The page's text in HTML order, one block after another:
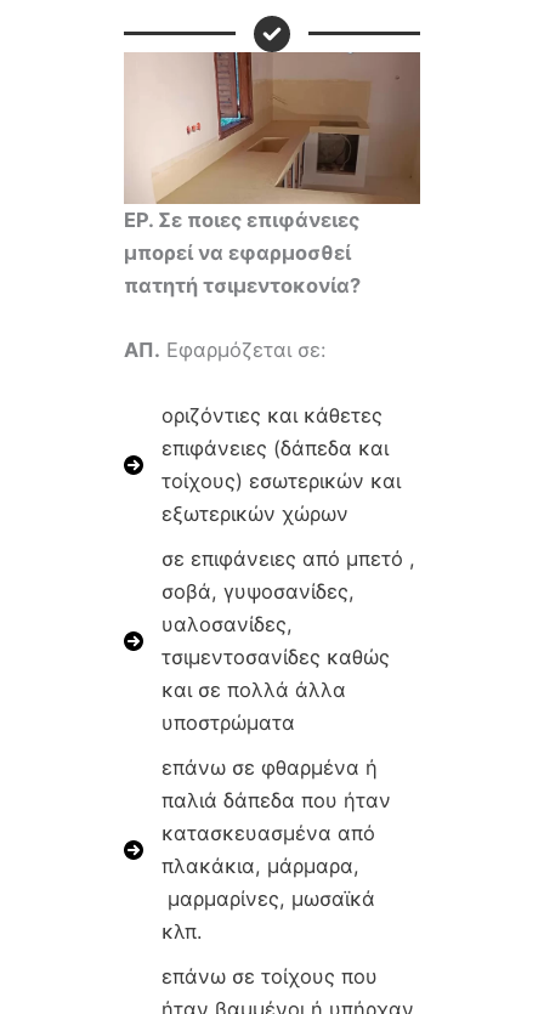
ΕΡ. Σε ποιες επιφάνειες
μπορεί να εφαρμοσθεί
πατητή τσιμεντοκονία?
ΑΠ. Εφαρμόζεται σε:
οριζόντιες και κάθετες
επιφάνειες (δάπεδα και
τοίχους) εσωτερικών και
εξωτερικών χώρων
σε επιφάνειες από μπετό ,
σοβά, γυψοσανίδες,
υαλοσανίδες,
τσιμεντοσανίδες καθώς
και σε πολλά άλλα
υποστρώματα
επάνω σε φθαρμένα ή
παλιά δάπεδα που ήταν
κατασκευασμένα από
πλακάκια, μάρμαρα,
μαρμαρίνες, μωσαϊκά
κλπ.
επάνω σε τοίχους που
ήταν βαμμένοι ή υπήρχαν